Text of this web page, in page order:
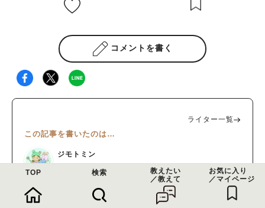
コメントを書く
ライター一覧
この記事を書いたのは…
ジモトミン
北摂生まれの北摂育ち、年の差５人兄弟の子育ても２４年
TOP 検索
教えたい
／教えて
お気に入り
／マイページ